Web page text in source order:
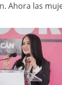
Ahora las